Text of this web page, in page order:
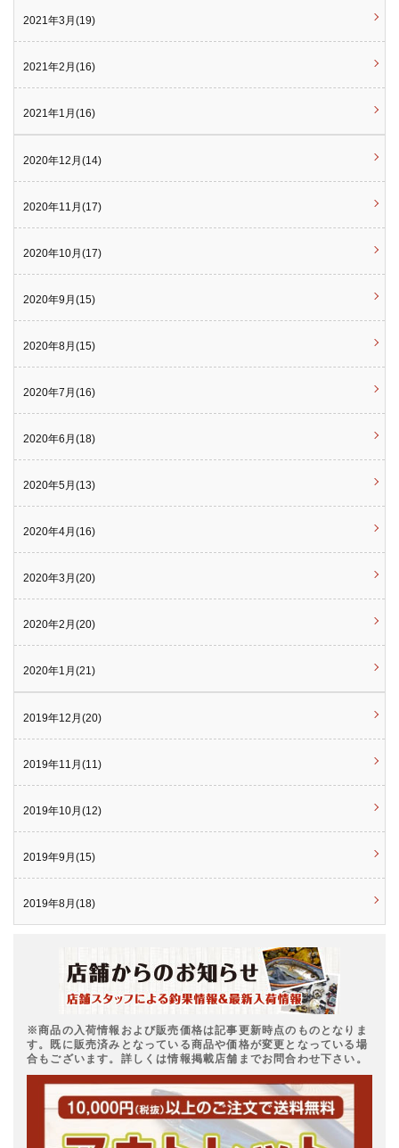
2021年3月(19)
2021年2月(16)
2021年1月(16)
2020年12月(14)
2020年11月(17)
2020年10月(17)
2020年9月(15)
2020年8月(15)
2020年7月(16)
2020年6月(18)
2020年5月(13)
2020年4月(16)
2020年3月(20)
2020年2月(20)
2020年1月(21)
2019年12月(20)
2019年11月(11)
2019年10月(12)
2019年9月(15)
2019年8月(18)
※商品の入荷情報および販売価格は記事更新時点のものとなりま
す。既に販売済みとなっている商品や価格が変更となっている場
合もございます。詳しくは情報掲載店舗までお問合わせ下さい。